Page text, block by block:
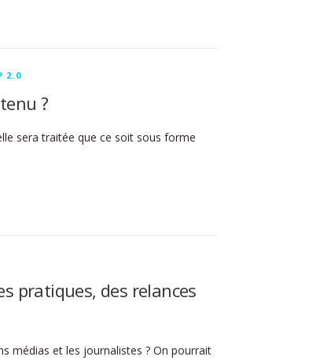
2.0
?
sera traitée que ce soit sous forme
pratiques, des relances
médias et les journalistes ? On pourrait